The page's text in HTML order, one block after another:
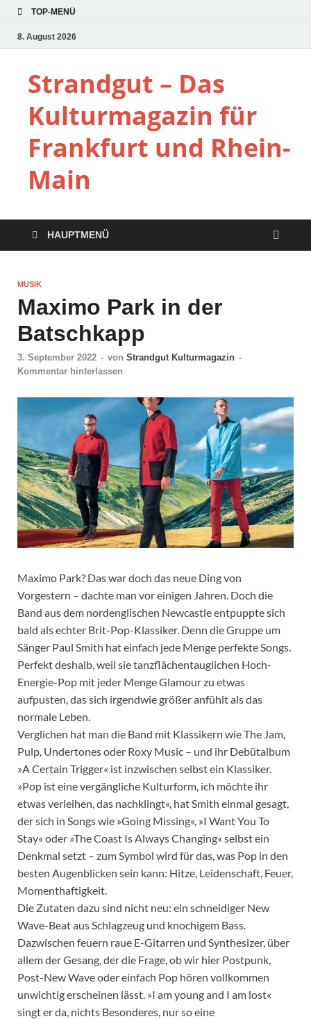
TOP-MENÜ
8. August 2026
Strandgut – Das
Kulturmagazin für
Frankfurt und Rhein-
Main
HAUPTMENÜ
MUSIK
Maximo Park in der
Batschkapp
3. September 2022 - von Strandgut Kulturmagazin -
Kommentar hinterlassen
Maximo Park? Das war doch das neue Ding von
Vorgestern – dachte man vor einigen Jahren. Doch die
Band aus dem nordenglischen Newcastle entpuppte sich
bald als echter Brit-Pop-Klassiker. Denn die Gruppe um
Sänger Paul Smith hat einfach jede Menge perfekte Songs.
Perfekt deshalb, weil sie tanzflächentauglichen Hoch-
Energie-Pop mit jeder Menge Glamour zu etwas
aufpusten, das sich irgendwie größer anfühlt als das
normale Leben.
Verglichen hat man die Band mit Klassikern wie The Jam,
Pulp, Undertones oder Roxy Music – und ihr Debütalbum
»A Certain Trigger« ist inzwischen selbst ein Klassiker.
»Pop ist eine vergängliche Kulturform, ich möchte ihr
etwas verleihen, das nachklingt«, hat Smith einmal gesagt,
der sich in Songs wie »Going Missing«, »I Want You To
Stay« oder »The Coast Is Always Changing« selbst ein
Denkmal setzt – zum Symbol wird für das, was Pop in den
besten Augenblicken sein kann: Hitze, Leidenschaft, Feuer,
Momenthaftigkeit.
Die Zutaten dazu sind nicht neu: ein schneidiger New
Wave-Beat aus Schlagzeug und knochigem Bass.
Dazwischen feuern raue E-Gitarren und Synthesizer, über
allem der Gesang, der die Frage, ob wir hier Postpunk,
Post-New Wave oder einfach Pop hören vollkommen
unwichtig erscheinen lässt. »I am young and I am lost«
singt er da, nichts Besonderes, nur so eine